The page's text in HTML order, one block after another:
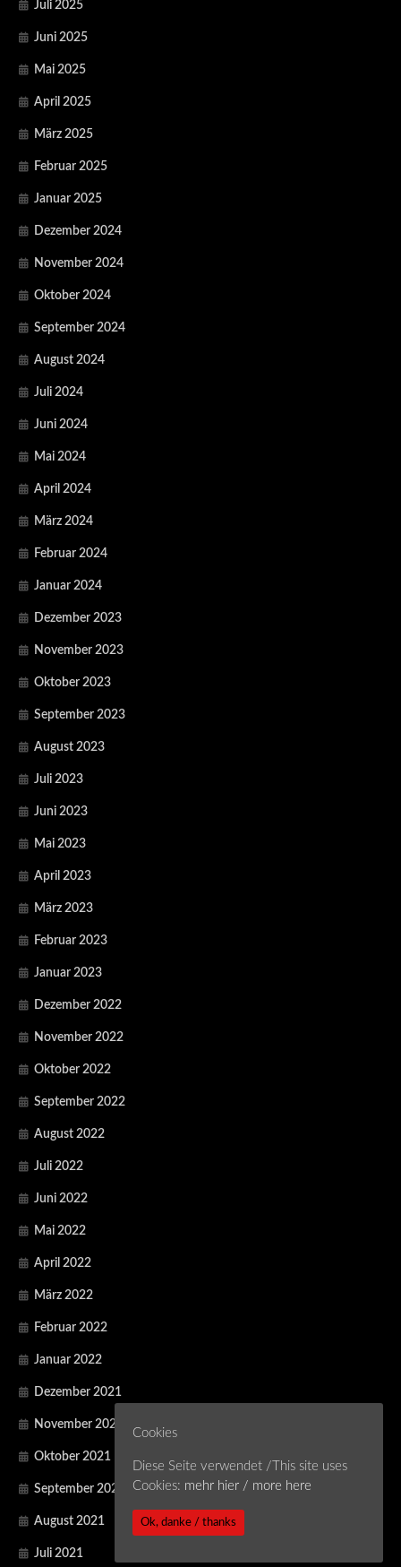
Juli 2025
Juni 2025
Mai 2025
April 2025
März 2025
Februar 2025
Januar 2025
Dezember 2024
November 2024
Oktober 2024
September 2024
August 2024
Juli 2024
Juni 2024
Mai 2024
April 2024
März 2024
Februar 2024
Januar 2024
Dezember 2023
November 2023
Oktober 2023
September 2023
August 2023
Juli 2023
Juni 2023
Mai 2023
April 2023
März 2023
Februar 2023
Januar 2023
Dezember 2022
November 2022
Oktober 2022
September 2022
August 2022
Juli 2022
Juni 2022
Mai 2022
April 2022
März 2022
Februar 2022
Januar 2022
Dezember 2021
November 2021
Oktober 2021
September 2021
August 2021
Juli 2021
Cookies
Diese Seite verwendet /This site uses
Cookies: mehr hier / more here
Ok, danke / thanks